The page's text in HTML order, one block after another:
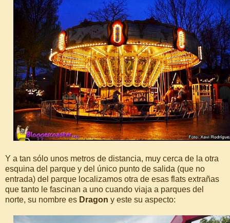
Y a tan sólo unos metros de distancia, muy cerca de la otra
esquina del parque y del único punto de salida (que no
entrada) del parque localizamos otra de esas flats extrañas
que tanto le fascinan a uno cuando viaja a parques del
norte, su nombre es Dragon y este su aspecto: